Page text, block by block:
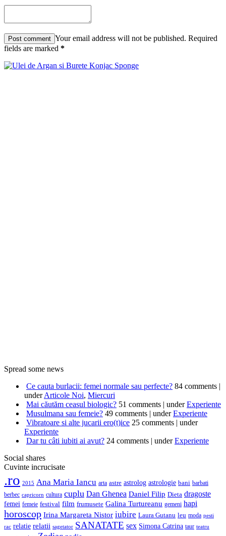
Your email address will not be published. Required
fields are marked *
Spread some news
Ce cauta burlacii: femei normale sau perfecte? 84 comments |
underArticole Noi, Miercuri
Mai căutăm ceasul biologic? 51 comments | underExperiente
Musulmana sau femeie? 49 comments | underExperiente
Vibratoare si alte jucarii ero(t)ice 25 comments | under
Experiente
Dar tu câti iubiti ai avut? 24 comments | underExperiente
Social shares
Cuvinte incrucisate
.ro 2015 Ana Maria Iancu arta astre astrolog astrologie bani barbati
berbec capricorn cultura cuplu Dan Ghenea Daniel Filip Dieta dragoste
femei femeie festival film frumusete Galina Turtureanu gemeni hapi
horoscop Irina Margareta Nistor iubire Laura Gutanu leu moda pesti
rac relatie relatii sagetator SANATATE sex Simona Catrina taur teatru